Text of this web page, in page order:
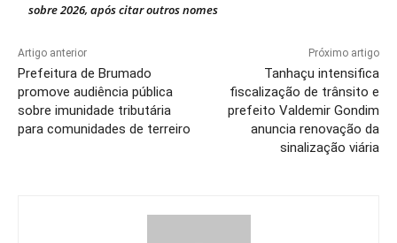
sobre 2026, após citar outros nomes
Artigo anterior
Prefeitura de Brumado
promove audiência pública
sobre imunidade tributária
para comunidades de terreiro
Próximo artigo
Tanhaçu intensifica
fiscalização de trânsito e
prefeito Valdemir Gondim
anuncia renovação da
sinalização viária